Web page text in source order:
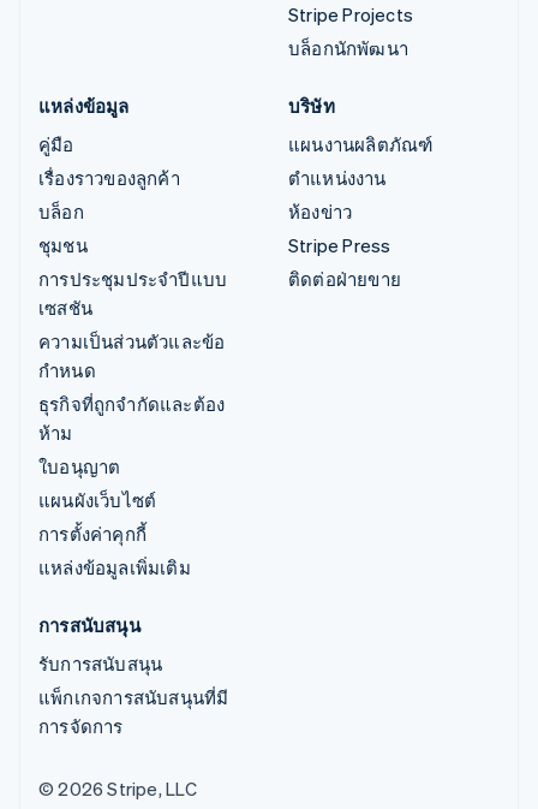
Stripe Projects
บล็อกนักพัฒนา
แหล่งข้อมูล
คู่มือ
เรื่องราวของลูกค้า
บล็อก
ชุมชน
การประชุมประจำปีแบบ
เซสชัน
ความเป็นส่วนตัวและข้อ
กำหนด
ธุรกิจที่ถูกจำกัดและต้อง
ห้าม
ใบอนุญาต
แผนผังเว็บไซต์
การตั้งค่าคุกกี้
แหล่งข้อมูลเพิ่มเติม
บริษัท
แผนงานผลิตภัณฑ์
ตำแหน่งงาน
ห้องข่าว
Stripe Press
ติดต่อฝ่ายขาย
การสนับสนุน
รับการสนับสนุน
แพ็กเกจการสนับสนุนที่มี
การจัดการ
© 2026 Stripe, LLC